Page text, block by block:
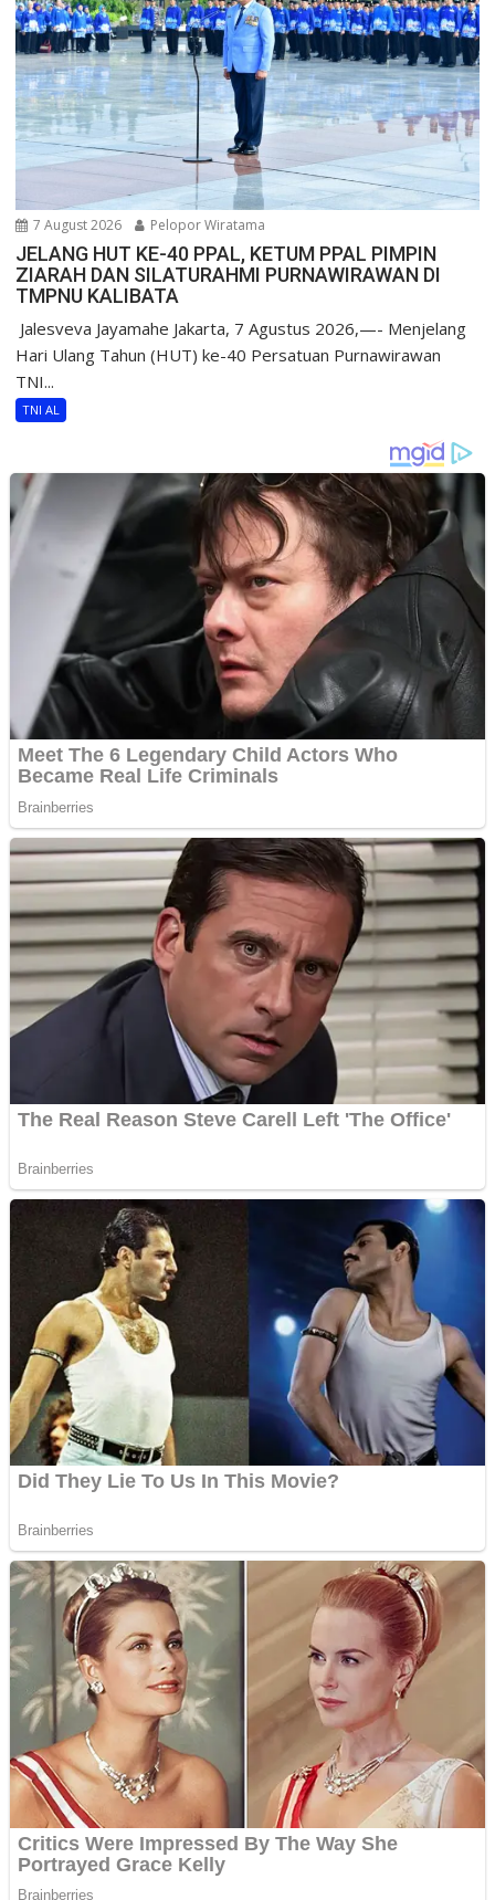
7 August 2026 Pelopor Wiratama
JELANG HUT KE-40 PPAL, KETUM PPAL PIMPIN
ZIARAH DAN SILATURAHMI PURNAWIRAWAN DI
TMPNU KALIBATA
​ Jalesveva Jayamahe Jakarta, 7 Agustus 2026,—- Menjelang
Hari Ulang Tahun (HUT) ke-40 Persatuan Purnawirawan
TNI...
TNI AL